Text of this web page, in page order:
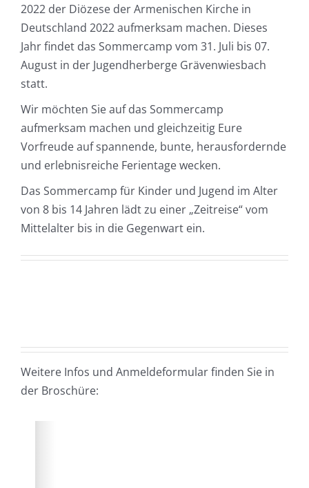
2022 der Diözese der Armenischen Kirche in
Deutschland 2022 aufmerksam machen. Dieses
Jahr findet das Sommercamp vom 31. Juli bis 07.
August in der Jugendherberge Grävenwiesbach
statt.
Wir möchten Sie auf das Sommercamp
aufmerksam machen und gleichzeitig Eure
Vorfreude auf spannende, bunte, herausfordernde
und erlebnisreiche Ferientage wecken.
Das Sommercamp für Kinder und Jugend im Alter
von 8 bis 14 Jahren lädt zu einer „Zeitreise“ vom
Mittelalter bis in die Gegenwart ein.
Weitere Infos und Anmeldeformular finden Sie in
der Broschüre: